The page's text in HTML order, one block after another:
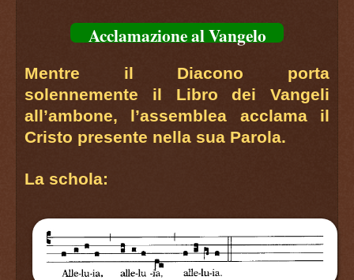
Acclamazione al Vangelo
Mentre il Diacono porta
solennemente il Libro dei Vangeli
all’ambone, l’assemblea acclama il
Cristo presente nella sua Parola.
La schola: